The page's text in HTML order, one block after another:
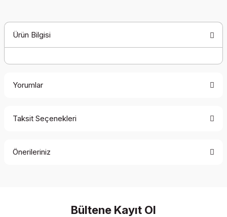
Ürün Bilgisi
Yorumlar
Taksit Seçenekleri
Önerileriniz
Görüş ve önerileriniz için teşekkür ederiz.
Bültene Kayıt Ol